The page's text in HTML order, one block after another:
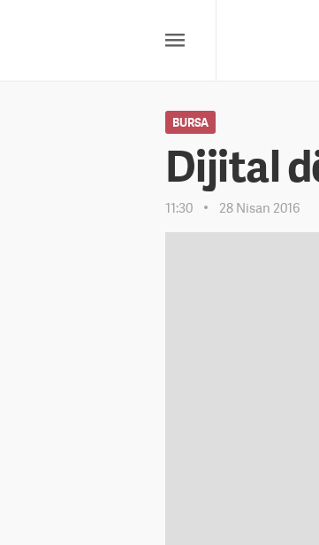
BURSA
Dijital
11:30 28 Nisan 2016